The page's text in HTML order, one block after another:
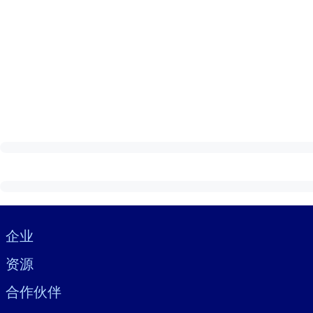
Visually hidden Text
企业
资源
合作伙伴